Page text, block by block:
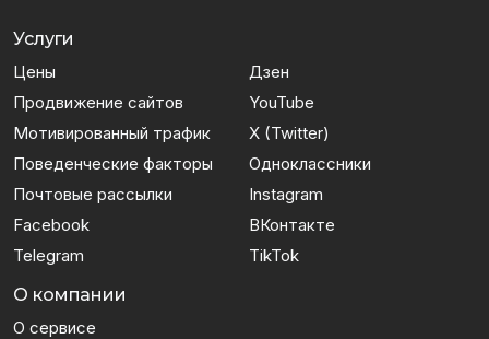
Услуги
Цены
Продвижение сайтов
Мотивированный трафик
Поведенческие факторы
Почтовые рассылки
Facebook
Telegram
Дзен
YouTube
X (Twitter)
Одноклассники
Instagram
ВКонтакте
TikTok
О компании
О сервисе